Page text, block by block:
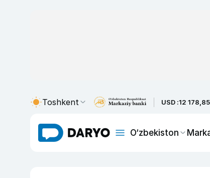
Toshkent USD :12 178,85
O‘zbekiston